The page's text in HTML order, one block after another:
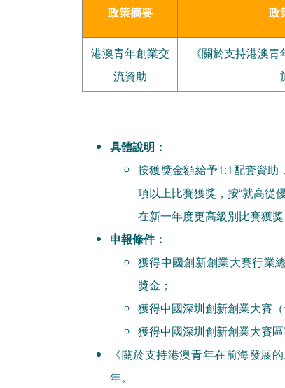
政策摘要 政
港澳青年創業交
流資助
《關於支持港澳
具體說明：
按獲獎金額給予1:1配套資助
項以上比賽獲獎，按“就高從
在新一年度更高級別比賽獲
申報條件：
獲得中國創新創業大賽行業
獎金；
獲得中國深圳創新創業大賽
獲得中國深圳創新創業大賽區
《關於支持港澳青年在前海發展
年。